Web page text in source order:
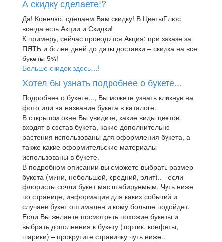
А скидку сделаете!?
Да! Конечно, сделаем Вам скидку! В ЦветыПлюс
всегда есть Акции и Скидки!
К примеру, сейчас проводится Акция: при заказе за
ПЯТЬ и более дней до даты доставки – скидка на все
букеты 5%!
Больше скидок здесь…!
Хотел бы узнать подробнее о букете...
Подробнее о букете..., Вы можете узнать кликнув на
фото или на название букета в каталоге.
В открытом окне Вы увидите, какие виды цветов
входят в состав букета, какие дополнительно
растения использованы для оформления букета, а
также какие оформительские материалы
использованы в букете.
В подробном описании вы сможете выбрать размер
букета (мини, небольшой, средний, элит).. - если
флористы сочли букет масштабируемым. Чуть ниже
по странице, информация для каких событий и
случаев букет оптимален и кому больше подойдет.
Если Вы желаете посмотреть похожие букеты и
выбрать дополнения к букету (тортик, конфеты,
шарики) – прокрутите страничку чуть ниже..